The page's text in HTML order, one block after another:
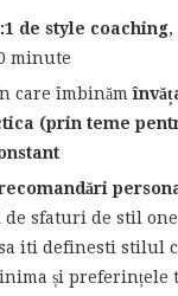
de style coaching,
minute
care îmbinăm
(prin teme
sfaturi de stil
iti definesti stilul
și preferințele